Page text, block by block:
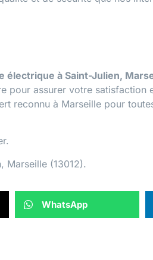
électrique à Saint-Julien,
assurer votre satisfaction
reconnu à Marseille pour
.
Marseille (13012).
WhatsApp